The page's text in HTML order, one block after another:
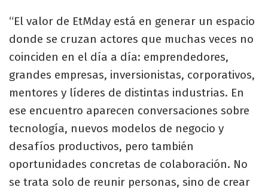
“El valor de EtMday está en generar un espacio
donde se cruzan actores que muchas veces no
coinciden en el día a día: emprendedores,
grandes empresas, inversionistas, corporativos,
mentores y líderes de distintas industrias. En
ese encuentro aparecen conversaciones sobre
tecnología, nuevos modelos de negocio y
desafíos productivos, pero también
oportunidades concretas de colaboración. No
se trata solo de reunir personas, sino de crear